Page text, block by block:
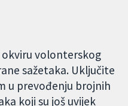
okviru volonterskog
sažetaka. Uključite
u prevođenju brojnih
koji su još uvijek